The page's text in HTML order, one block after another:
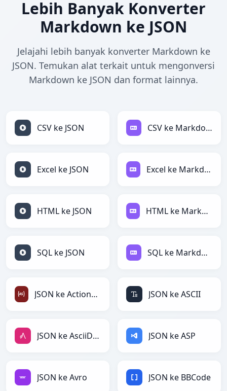
Lebih Banyak Konverter
Markdown ke JSON
Jelajahi lebih banyak konverter Markdown ke
JSON. Temukan alat terkait untuk mengonversi
Markdown ke JSON dan format lainnya.
CSV ke JSON CSV ke Markdown
Excel ke JSON Excel ke Markdown
HTML ke JSON HTML ke Markdown
SQL ke JSON SQL ke Markdown
JSON ke ActionScript JSON ke ASCII
JSON ke AsciiDoc JSON ke ASP
JSON ke Avro JSON ke BBCode